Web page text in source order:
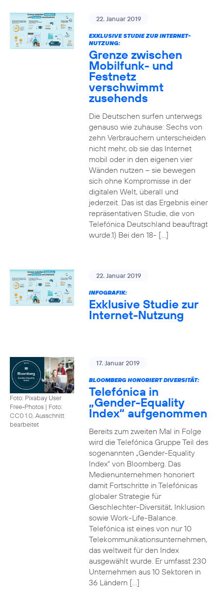
22. Januar 2019
EXKLUSIVE STUDIE ZUR INTERNET-
NUTZUNG:
Grenze zwischen
Mobilfunk- und
Festnetz
verschwimmt
zusehends
Die Deutschen surfen unterwegs
genauso wie zuhause: Sechs von
zehn Verbrauchern unterscheiden
nicht mehr, ob sie das Internet
mobil oder in den eigenen vier
Wänden nutzen – sie bewegen
sich ohne Kompromisse in der
digitalen Welt, überall und
jederzeit. Das ist das Ergebnis einer
repräsentativen Studie, die von
Telefónica Deutschland beauftragt
wurde.1) Bei den 18- […]
22. Januar 2019
INFOGRAFIK:
Exklusive Studie zur
Internet-Nutzung
Foto: Pixabay User
Free-Photos | Foto:
CC0 1.0, Ausschnitt
bearbeitet
17. Januar 2019
BLOOMBERG HONORIERT DIVERSITÄT:
Telefónica in
„Gender-Equality
Index“ aufgenommen
Bereits zum zweiten Mal in Folge
wird die Telefónica Gruppe Teil des
sogenannten „Gender-Equality
Index“ von Bloomberg. Das
Medienunternehmen honoriert
damit Fortschritte in Telefónicas
globaler Strategie für
Geschlechter-Diversität, Inklusion
sowie Work-Life-Balance.
Telefónica ist eines von nur 10
Telekommunikationsunternehmen,
das weltweit für den Index
ausgewählt wurde. Er umfasst 230
Unternehmen aus 10 Sektoren in
36 Ländern […]